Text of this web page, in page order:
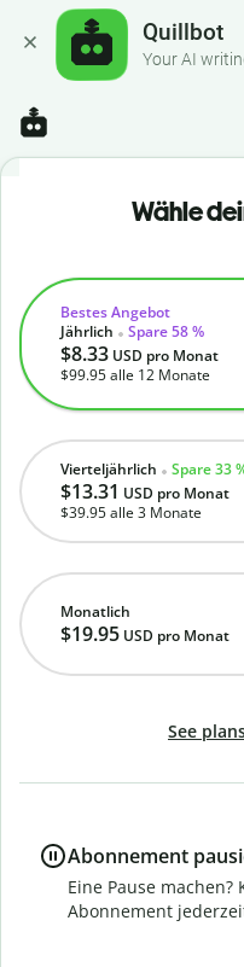
Quillbot
Your AI
Wähle
Monatlich
$19.95 USD pro Monat
Vierteljährlich Spare 33
$13.31 USD pro Monat
$39.95alle 3 Monate
Bestes Angebot
Jährlich
Spare 58 %
$8.33 USD pro Monat
$99.95alle 12 Monate
See
Abonnement
Eine Pause
Abonnement